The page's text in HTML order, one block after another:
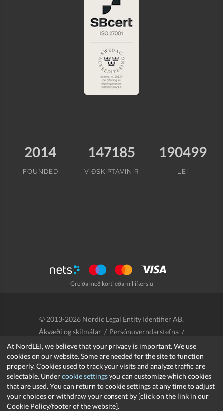
At NordLEI, we believe that your privacy is important. We use
cookies on our website. Some are needed for the site to function
properly. Cookies used to track your visits and analyze traffic are
selectable. Undercookie settingsyou can customize which cookies
that are used. You can return to cookie settings at any time to adjust
your choices or withdraw your consent by [click on the link in our
Cookie Policy/footer of the website].
2014
FOUNDED
147185
VIÐSKIPTAVINIR
190499
LEI
Greiða með korti eða millifærslu
© 2013-2026 Nordic Legal Entity Identifier AB.
Ákvæði og skilmálar / Persónuverndarstefna /
Endurgreiðslustefna / Cookies
support@nordlei.org